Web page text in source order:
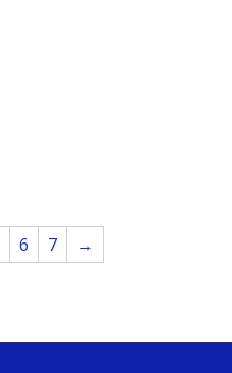
6 7 →